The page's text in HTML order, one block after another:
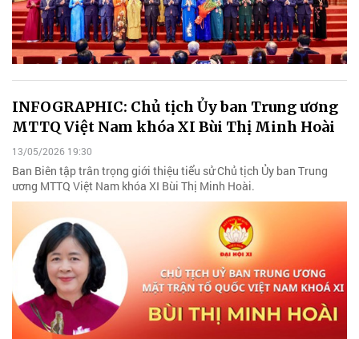
INFOGRAPHIC: Chủ tịch Ủy ban Trung ương
MTTQ Việt Nam khóa XI Bùi Thị Minh Hoài
13/05/2026 19:30
Ban Biên tập trân trọng giới thiệu tiểu sử Chủ tịch Ủy ban Trung
ương MTTQ Việt Nam khóa XI Bùi Thị Minh Hoài.